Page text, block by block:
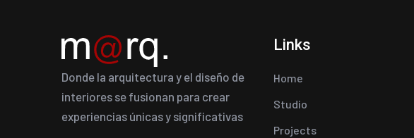
Donde la arquitectura y el diseño de
interiores se fusionan para crear
experiencias únicas y significativas
Links
Home
Studio
Projects